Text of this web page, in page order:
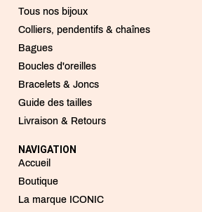
Tous nos bijoux
Colliers, pendentifs & chaînes
Bagues
Boucles d'oreilles
Bracelets & Joncs
Guide des tailles
Livraison & Retours
NAVIGATION
Accueil
Boutique
La marque ICONIC